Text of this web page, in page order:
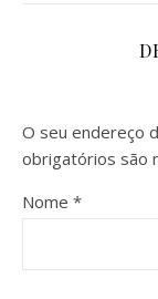
O seu endereço
obrigatórios são
Nome *